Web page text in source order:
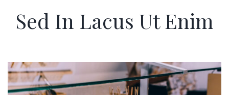
Sed In Lacus Ut Enim